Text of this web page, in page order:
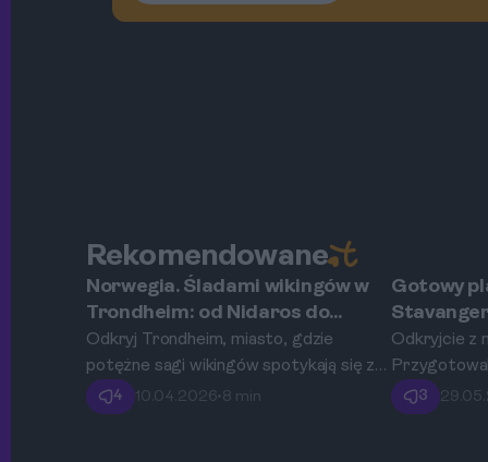
Rekomendowane
Trondheim
Norwegia. Śladami wikingów w
Trondheim: od Nidaros do
współczesnego miasta.
Odkryj Trondheim, miasto, gdzie
potężne sagi wikingów spotykają się z
nowoczesną technologią. Poznaj
historię pierwszej stolicy Norwegii,
4 10.04.2026• 8 min
Stavanger
Gotowy
na 4 dni.
Odkryjcie z
sprawdzony
wycieczki
3